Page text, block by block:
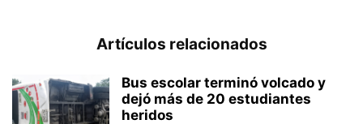
Artículos relacionados
Bus escolar terminó volcado y
dejó más de 20 estudiantes
heridos